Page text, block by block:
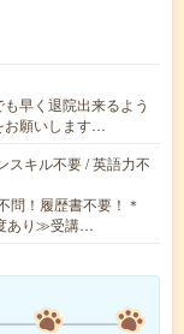
早く退院出来るよう
お願いします…
スキル不要 / 英語力不
問！履歴書不要！＊
あり≫受講…